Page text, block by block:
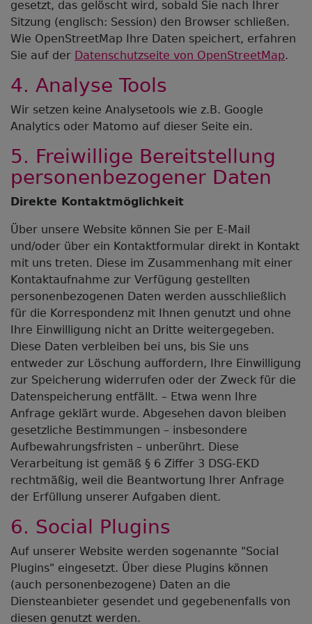
gesetzt, das gelöscht wird, sobald Sie nach Ihrer
Sitzung (englisch: Session) den Browser schließen.
Wie OpenStreetMap Ihre Daten speichert, erfahren
Sie auf der Datenschutzseite von OpenStreetMap.
4. Analyse Tools
Wir setzen keine Analysetools wie z.B. Google
Analytics oder Matomo auf dieser Seite ein.
5. Freiwillige Bereitstellung
personenbezogener Daten
Direkte Kontaktmöglichkeit
Über unsere Website können Sie per E-Mail
und/oder über ein Kontaktformular direkt in Kontakt
mit uns treten. Diese im Zusammenhang mit einer
Kontaktaufnahme zur Verfügung gestellten
personenbezogenen Daten werden ausschließlich
für die Korrespondenz mit Ihnen genutzt und ohne
Ihre Einwilligung nicht an Dritte weitergegeben.
Diese Daten verbleiben bei uns, bis Sie uns
entweder zur Löschung auffordern, Ihre Einwilligung
zur Speicherung widerrufen oder der Zweck für die
Datenspeicherung entfällt. – Etwa wenn Ihre
Anfrage geklärt wurde. Abgesehen davon bleiben
gesetzliche Bestimmungen – insbesondere
Aufbewahrungsfristen – unberührt. Diese
Verarbeitung ist gemäß § 6 Ziffer 3 DSG-EKD
rechtmäßig, weil die Beantwortung Ihrer Anfrage
der Erfüllung unserer Aufgaben dient.
6. Social Plugins
Auf unserer Website werden sogenannte "Social
Plugins" eingesetzt. Über diese Plugins können
(auch personenbezogene) Daten an die
Diensteanbieter gesendet und gegebenenfalls von
diesen genutzt werden.